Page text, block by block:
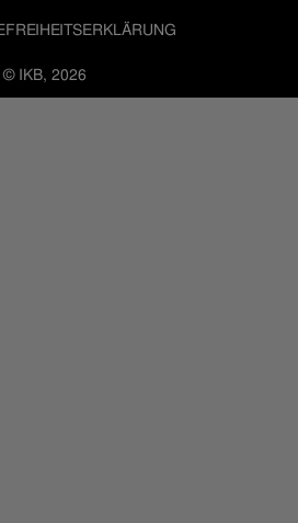
© IKB, 2026